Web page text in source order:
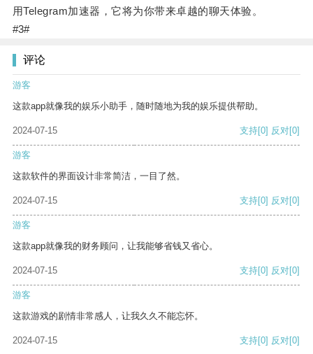
用Telegram加速器，它将为你带来卓越的聊天体验。
#3#
评论
游客
这款app就像我的娱乐小助手，随时随地为我的娱乐提供帮助。
2024-07-15 支持[0] 反对[0]
游客
这款软件的界面设计非常简洁，一目了然。
2024-07-15 支持[0] 反对[0]
游客
这款app就像我的财务顾问，让我能够省钱又省心。
2024-07-15 支持[0] 反对[0]
游客
这款游戏的剧情非常感人，让我久久不能忘怀。
2024-07-15 支持[0] 反对[0]